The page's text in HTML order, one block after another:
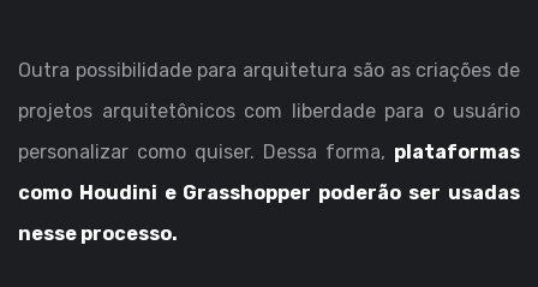
Outra possibilidade para arquitetura são as criações de
projetos arquitetônicos com liberdade para o usuário
personalizar como quiser. Dessa forma, plataformas
como Houdini e Grasshopper poderão ser usadas
nesse processo.